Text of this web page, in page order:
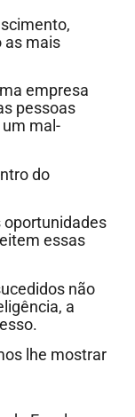
as mais
empresa
pessoas
um mal-
do
essas
não
a
lhe mostrar